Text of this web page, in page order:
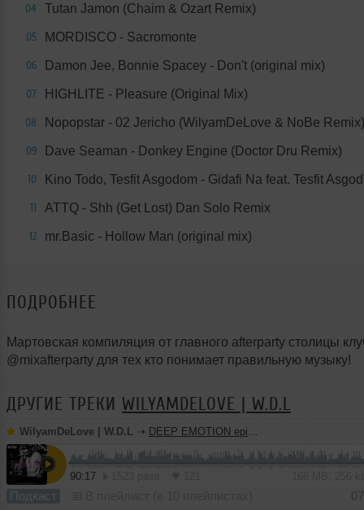
04 Tutan Jamon (Chaim & Ozart Remix)
05 MORDISCO - Sacromonte
06 Damon Jee, Bonnie Spacey - Don't (original mix)
07 HIGHLITE - Pleasure (Original Mix)
08 Nopopstar - 02 Jericho (WilyamDeLove & NoBe Remix)
09 Dave Seaman - Donkey Engine (Doctor Dru Remix)
10 Kino Todo, Tesfit Asgodom - Gidafi Na feat. Tesfit
11 ATTQ - Shh (Get Lost) Dan Solo Remix
12 mr.Basic - Hollow Man (original mix)
ПОДРОБНЕЕ
Мартовская компиляция от главного afterparty столицы
@mixafterparty для тех кто понимает правильную музыку!
ДРУГИЕ ТРЕКИ WILYAMDELOVE | W.D.L
WilyamDeLove | W.D.L ➝ DEEP EMOTION episode #4
90:17
Подкаст